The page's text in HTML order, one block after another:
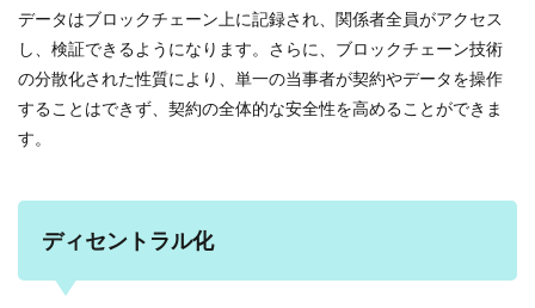
データはブロックチェーン上に記録され、関係者全員がアクセス
し、検証できるようになります。さらに、ブロックチェーン技術
の分散化された性質により、単一の当事者が契約やデータを操作
することはできず、契約の全体的な安全性を高めることができま
す。
ディセントラル化